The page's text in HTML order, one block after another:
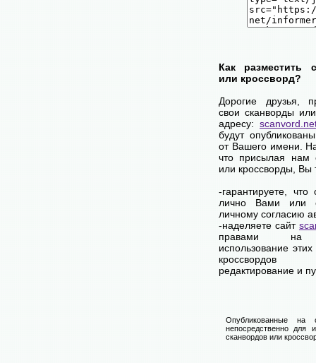
Как разместить
или кроссворд?
Дорогие друзья,
свои сканворды
адресу:
будут
от Вашего имени.
что присылая нам
или кроссворды,
-гарантируете, что
лично Вами или
личному согласию
-наделяете сайт
правами на
использование
редактирование и
Опубликованные на
непосредственно для
сканвордов или